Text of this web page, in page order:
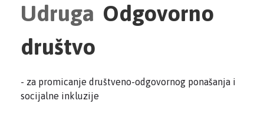
Udruga Odgovorno
društvo
- za promicanje društveno-odgovornog ponašanja i
socijalne inkluzije